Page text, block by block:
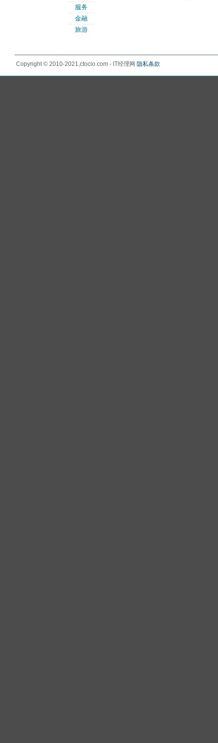
服务
金融
旅游
Copyright © 2010-2021,ctocio.com - IT经理网 隐私条款